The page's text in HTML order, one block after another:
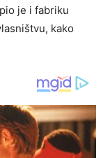
je i fabriku
kako